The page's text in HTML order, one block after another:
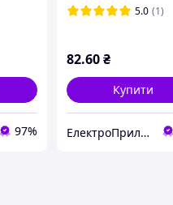
97%
5.0 (1)
82.60 ₴
Купити
ЕлектроПриладТехСервіс